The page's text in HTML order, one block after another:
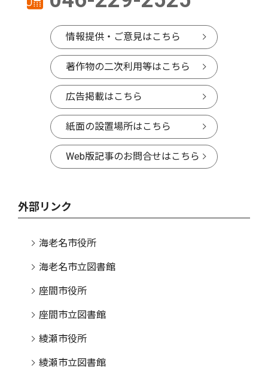
情報提供・ご意見はこちら
著作物の二次利用等はこちら
広告掲載はこちら
紙面の設置場所はこちら
Web版記事のお問合せはこちら
外部リンク
海老名市役所
海老名市立図書館
座間市役所
座間市立図書館
綾瀬市役所
綾瀬市立図書館